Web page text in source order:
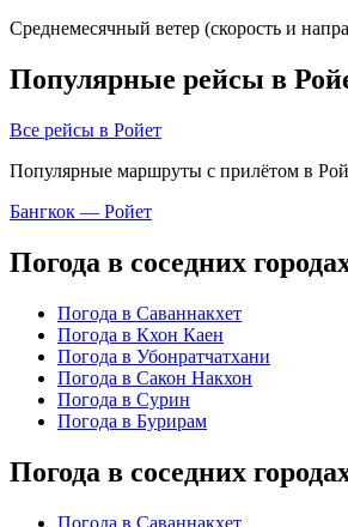
Среднемесячный ветер (скорость и
Популярные рейсы в
Все рейсы в Ройет
Популярные маршруты с прилётом в
Бангкок — Ройет
Погода в соседних
Погода в Саваннакхет
Погода в Кхон Каен
Погода в Убонратчатхани
Погода в Сакон Накхон
Погода в Сурин
Погода в Бурирам
Погода в соседних
Погода в Саваннакхет